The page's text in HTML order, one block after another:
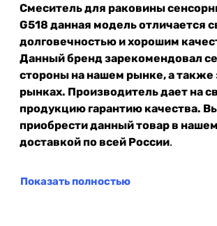
Смеситель для раковины
G518 данная модель отличается
долговечностью и хорошим
Данный бренд зарекомендовал
стороны на нашем рынке, а
рынках. Производитель дает на
продукцию гарантию качества.
приобрести данный товар в
доставкой по всей России.
Показать полностью